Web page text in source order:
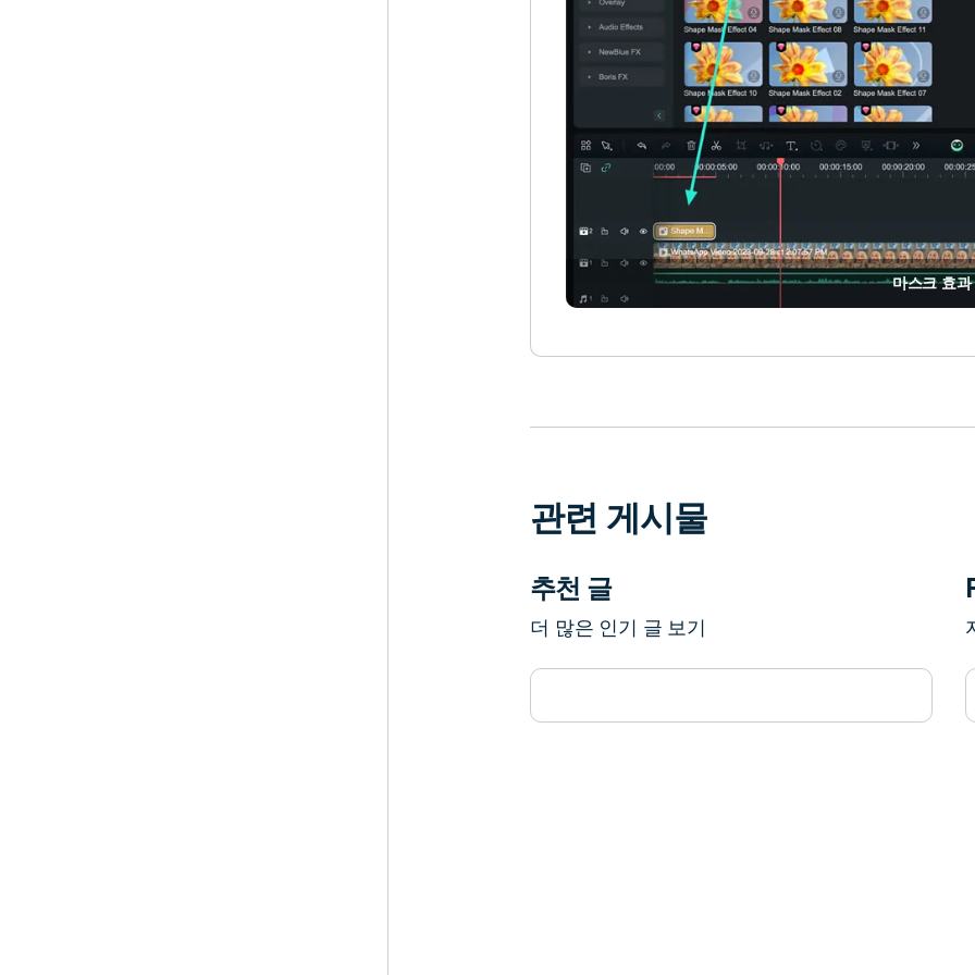
마스크 효과
관련 게시물
추천 글
더 많은 인기 글 보기